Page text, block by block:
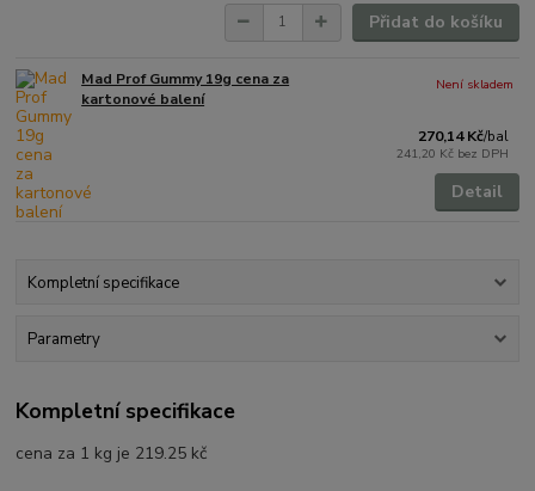
Přidat do košíku
Mad Prof Gummy 19g cena za
kartonové balení
270,14 Kč/bal
241,20 Kč bez DPH
Není skladem
Detail
Kompletní specifikace
Parametry
Kompletní specifikace
cena za 1 kg je 219.25 kč